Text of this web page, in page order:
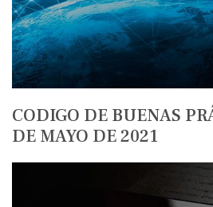
CODIGO DE BUENAS
DE MAYO DE 2021